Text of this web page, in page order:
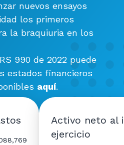
nuevos ensayos
los primeros
la braquiuria en los
990 de 2022 puede
estados financieros
aquí.
Activo neto al
ejercicio